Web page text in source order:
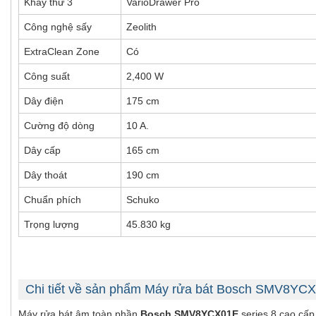
Công nghệ sấy Zeolith
ExtraClean Zone Có
Công suất 2,400 W
Dây điện 175 cm
Cường độ dòng 10 A.
Dây cấp 165 cm
Dây thoát 190 cm
Chuẩn phích Schuko
Trọng lượng 45.830 kg
Chi tiết về sản phẩm Máy rửa bát Bosch
Máy rửa bát âm toàn phần Bosch SMV8YCX01E series 8 cao